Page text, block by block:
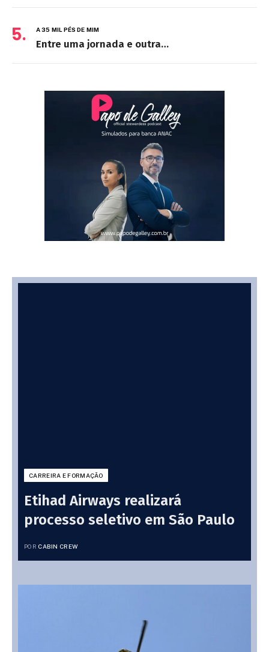
A 35 MIL PÉS DE MIM
Entre uma jornada e outra…
CARREIRA E FORMAÇÃO
Etihad Airways realizará
processo seletivo em São Paulo
POR CABIN CREW